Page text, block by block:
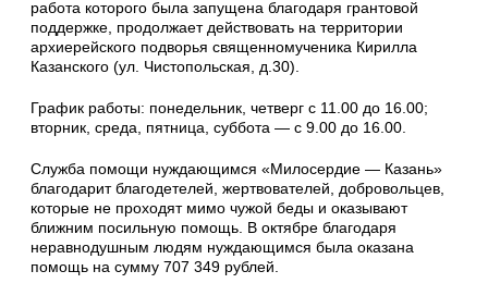
работа которого была запущена благодаря грантовой
поддержке, продолжает действовать на территории
архиерейского подворья священномученика Кирилла
Казанского (ул. Чистопольская, д.30).
График работы: понедельник, четверг с 11.00 до 16.00;
вторник, среда, пятница, суббота — с 9.00 до 16.00.
Служба помощи нуждающимся «Милосердие — Казань»
благодарит благодетелей, жертвователей, добровольцев,
которые не проходят мимо чужой беды и оказывают
ближним посильную помощь. В октябре благодаря
неравнодушным людям нуждающимся была оказана
помощь на сумму 707 349 рублей.